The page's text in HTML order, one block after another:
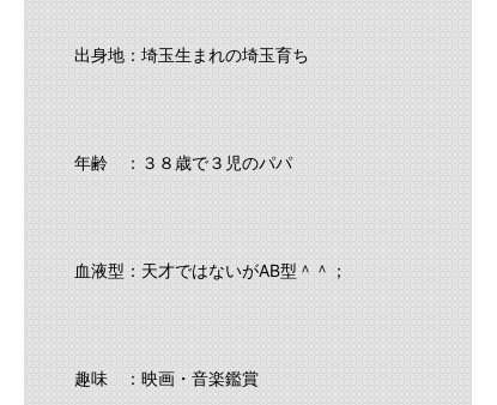
出身地：埼玉生まれの埼玉育ち
年齢 ：３８歳で３児のパパ
血液型：天才ではないがAB型＾＾；
趣味 ：映画・音楽鑑賞